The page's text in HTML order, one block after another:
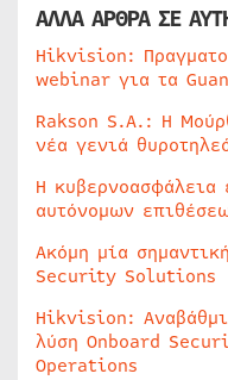
ΑΛΛΑ ΑΡΘΡΑ ΣΕ
Hikvision:
webinar για τα
Rakson S.A.: Η
νέα γενιά
Η κυβερνοασφάλεια
αυτόνομων
Ακόμη μία
Security Solutions
Hikvision:
λύση Onboard
Operations